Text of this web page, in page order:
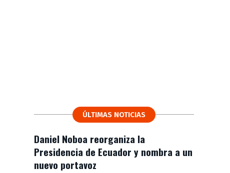
ÚLTIMAS NOTICIAS
Daniel Noboa reorganiza la
Presidencia de Ecuador y nombra a un
nuevo portavoz